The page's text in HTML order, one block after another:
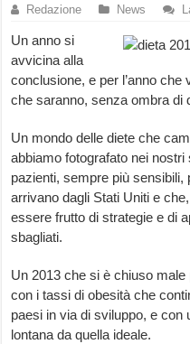
Redazione News
Un anno si
avvicina alla
conclusione, e per l’anno
che saranno, senza ombra di
Un mondo delle diete che
abbiamo fotografato nei
pazienti, sempre più sensibili,
arrivano dagli Stati Uniti e
essere frutto di strategie e di
sbagliati.
Un 2013 che si è chiuso
con i tassi di obesità che
paesi in via di sviluppo, e con
lontana da quella ideale.